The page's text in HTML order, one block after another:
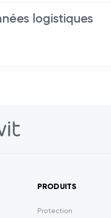
logistiques
PRODUITS
Protection